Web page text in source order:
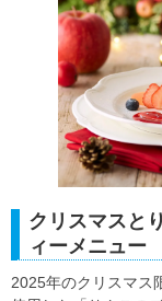
クリスマスと
ィーメニュー
2025年のクリスマス